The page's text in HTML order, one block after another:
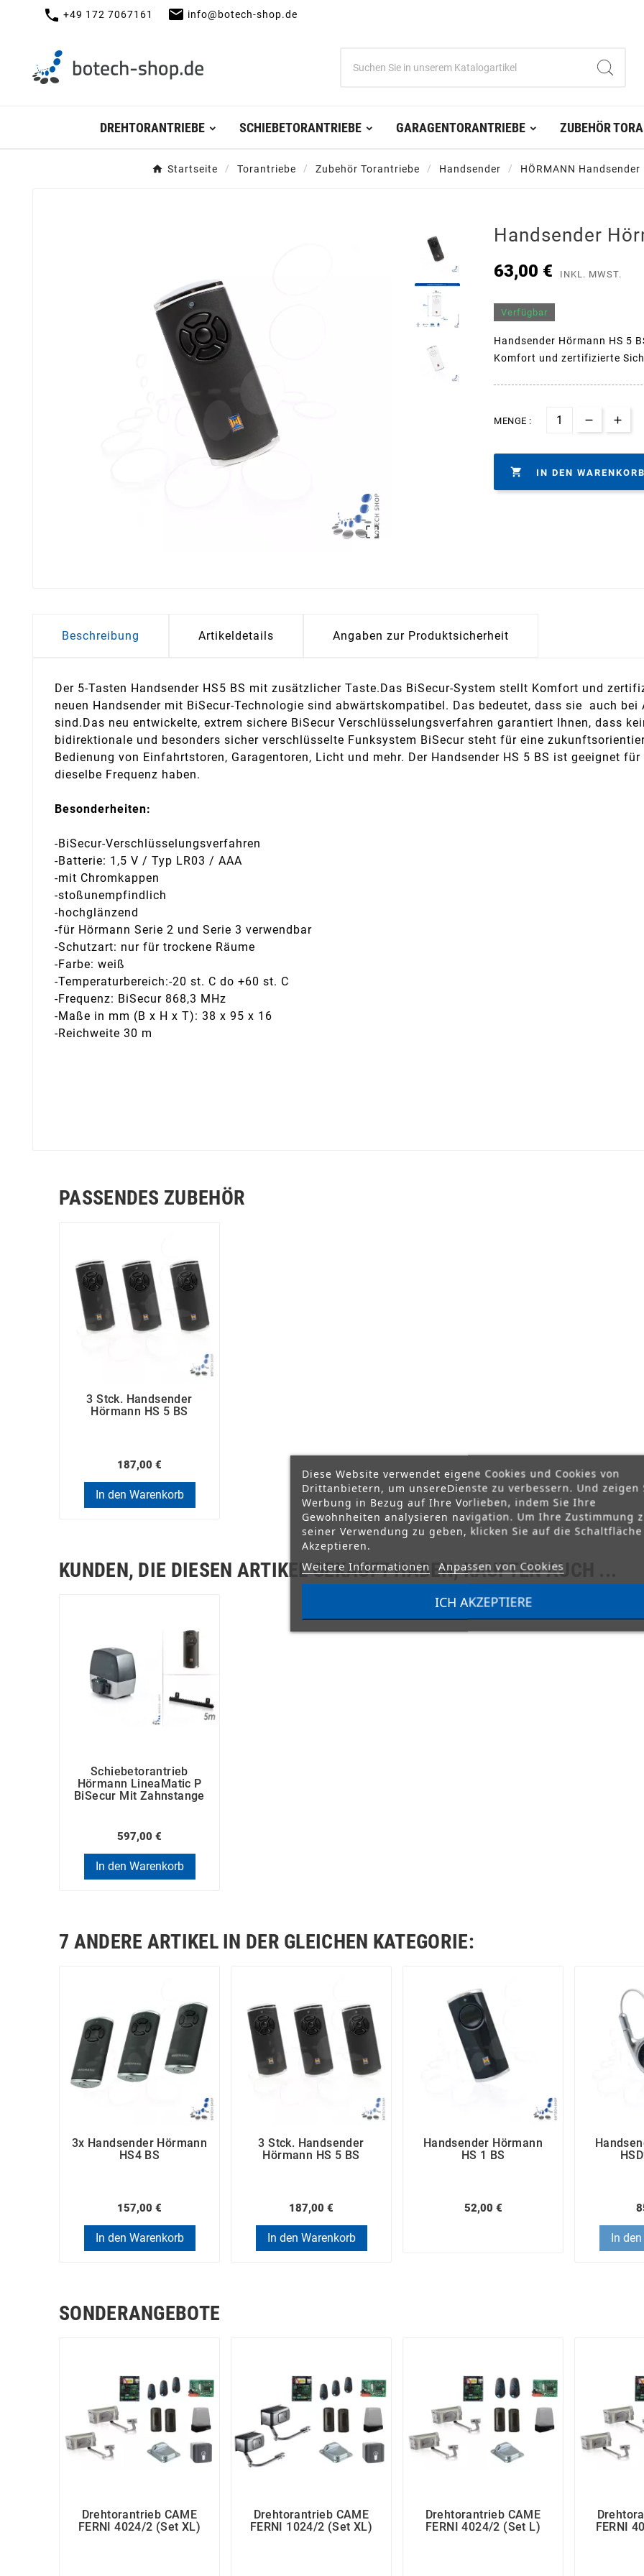
call +49 172 7067161 mail info@botech-shop.de
DREHTORANTRIEBE SCHIEBETORANTRIEBE GARAGENTORANTRIEBE ZUBEHÖR
Startseite Torantriebe Zubehör Torantriebe Handsender HÖRMANN Handsender

Handsender
63,00 € INKL. MWST.
Verfügbar
Handsender Hörmann HS 5
Komfort und zertifizierte
MENGE :
 IN DEN
Beschreibung Artikeldetails Angaben zur Produktsicherheit
Der 5-Tasten Handsender HS5 BS mit zusätzlicher Taste.Das BiSecur-System stellt Komfort und
neuen Handsender mit BiSecur-Technologie sind abwärtskompatibel. Das bedeutet, dass sie auch
sind. Das neu entwickelte, extrem sichere BiSecur Verschlüsselungsverfahren garantiert Ihnen, dass
bidirektionale und besonders sicher verschlüsselte Funksystem BiSecur steht für eine
Bedienung von Einfahrtstoren, Garagentoren, Licht und mehr. Der Handsender HS 5 BS ist geeignet
dieselbe Frequenz haben.
Besonderheiten:
-BiSecur-Verschlüsselungsverfahren
-Batterie: 1,5 V / Typ LR03 / AAA
-mit Chromkappen
-stoßunempfindlich
-hochglänzend
-für Hörmann Serie 2 und Serie 3 verwendbar
-Schutzart: nur für trockene Räume
-Farbe: weiß
-Temperaturbereich:-20 st. C do +60 st. C
-Frequenz: BiSecur 868,3 MHz
-Maße in mm (B x H x T): 38 x 95 x 16
-Reichweite 30 m
PASSENDES ZUBEHÖR
3 Stck. Handsender
Hörmann HS 5 BS
187,00 €
In den Warenkorb
KUNDEN, DIE DIESEN ARTIKEL GEKAUFT HABEN, KAUFTEN AUCH ...
Schiebetorantrieb
Hörmann LineaMatic P
BiSecur Mit Zahnstange
597,00 €
In den Warenkorb
7 ANDERE ARTIKEL IN DER GLEICHEN KATEGORIE:
3x Handsender Hörmann
HS4 BS
157,00 €
In den Warenkorb
3 Stck. Handsender
Hörmann HS 5 BS
187,00 €
In den Warenkorb
Handsender Hörmann
HS 1 BS
52,00 €
In
SONDERANGEBOTE
Drehtorantrieb CAME
FERNI 4024/2 (Set XL)
Drehtorantrieb CAME
FERNI 1024/2 (Set XL)
Drehtorantrieb CAME
FERNI 4024/2 (Set L)
FERNI
Diese Website verwendet eigene Cookies und Cookies von
Drittanbietern, um unsereDienste zu verbessern. Und zeigen
Werbung in Bezug auf Ihre Vorlieben, indem Sie Ihre
Gewohnheiten analysieren navigation. Um Ihre Zustimmung
seiner Verwendung zu geben, klicken Sie auf die Schaltfläche
Akzeptieren.
Weitere Informationen Anpassen von Cookies
ICH AKZEPTIERE